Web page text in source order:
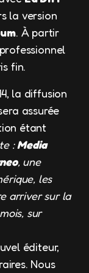
la version
. À partir
fin.
la diffusion
assurée
étant
:Media
, une
les
arriver sur la
sur
éditeur,
Nous